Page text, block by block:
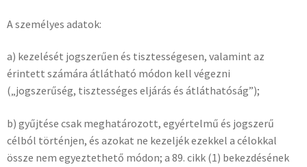
A személyes adatok:
a) kezelését jogszerűen és tisztességesen, valamint az
érintett számára átlátható módon kell végezni
(„jogszerűség, tisztességes eljárás és átláthatóság”);
b) gyűjtése csak meghatározott, egyértelmű és jogszerű
célból történjen, és azokat ne kezeljék ezekkel a célokkal
össze nem egyeztethető módon; a 89. cikk (1) bekezdésének